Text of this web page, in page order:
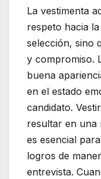
La vestimenta
respeto hacia
selección, sino
y compromiso.
buena
en el estado
candidato.
resultar en una
es esencial
logros de
entrevista.